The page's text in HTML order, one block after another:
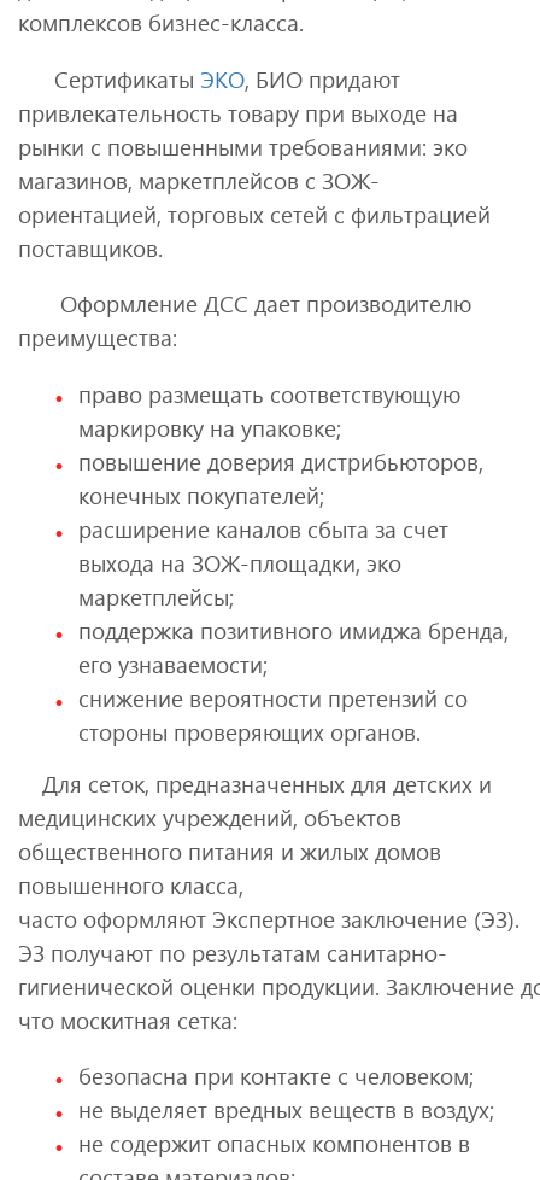
комплексов бизнес-класса.
Сертификаты ЭКО, БИО придают
привлекательность товару при выходе на
рынки с повышенными требованиями: эко
магазинов, маркетплейсов с ЗОЖ-
ориентацией, торговых сетей с фильтрацией
поставщиков.
Оформление ДСС дает производителю
преимущества:
право размещать соответствующую
маркировку на упаковке;
повышение доверия дистрибьюторов,
конечных покупателей;
расширение каналов сбыта за счет
выхода на ЗОЖ-площадки, эко
маркетплейсы;
поддержка позитивного имиджа бренда,
его узнаваемости;
снижение вероятности претензий со
стороны проверяющих органов.
Для сеток, предназначенных для детских и
медицинских учреждений, объектов
общественного питания и жилых домов
повышенного класса,
часто оформляют Экспертное заключение (ЭЗ).
ЭЗ получают по результатам санитарно-
гигиенической оценки продукции. Заключение
что москитная сетка:
безопасна при контакте с человеком;
не выделяет вредных веществ в воздух;
не содержит опасных компонентов в